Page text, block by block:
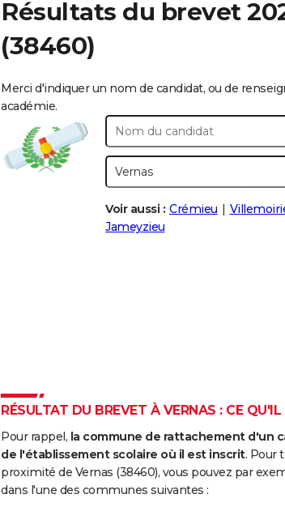
Résultats du brevet
(38460)
Merci d'indiquer un nom de candidat, ou de
académie.
Voir aussi : Crémieu
Jameyzieu
RÉSULTAT DU BREVET À VERNAS : CE
Pour rappel, la commune de rattachement d'un
de l'établissement scolaire où il est inscrit. Pour
proximité de Vernas (38460), vous pouvez par
dans l'une des communes suivantes :